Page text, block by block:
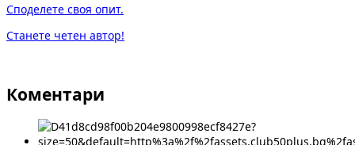
Споделете своя опит.
Станете четен автор!
Коментари